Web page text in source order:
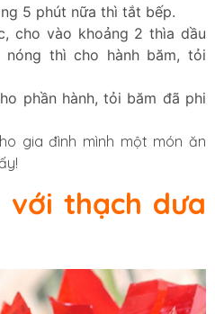
5 phút nữa thì tắt bếp.
cho vào khoảng 2 thìa dầu
thì cho hành băm, tỏi
phần hành, tỏi băm đã phi
gia đình mình một món ăn
với thạch dưa